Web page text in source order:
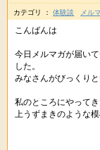
カテゴリ ：体験談 メル
こんばんは
今日メルマガが届い
した。
みなさんがびっくり
私のところにやって
上うずまきのような